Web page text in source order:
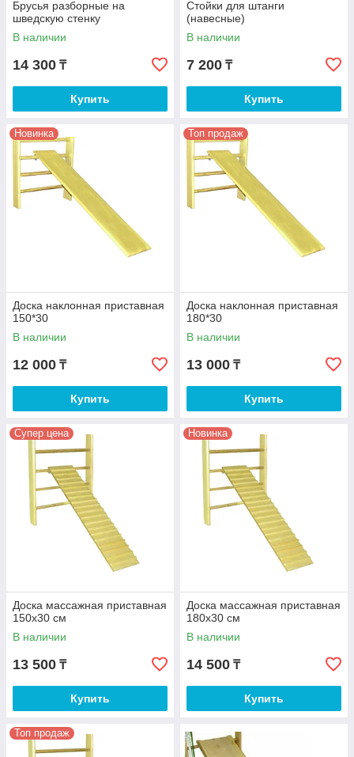
Брусья разборные на
шведскую стенку
В наличии
14 300 ₸
Купить
Стойки для штанги
(навесные)
В наличии
7 200 ₸
Купить
Новинка
Доска наклонная приставная
150*30
В наличии
12 000 ₸
Купить
Топ продаж
Доска наклонная приставная
180*30
В наличии
13 000 ₸
Купить
Супер цена
Доска массажная приставная
150х30 см
В наличии
13 500 ₸
Купить
Новинка
Доска массажная приставная
180х30 см
В наличии
14 500 ₸
Купить
Топ продаж